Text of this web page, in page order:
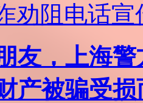
劝阻电话宣
友，上海
产被骗受